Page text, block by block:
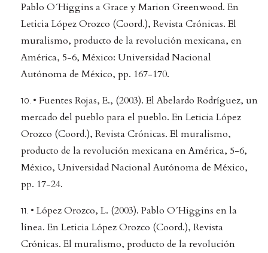
Pablo O´Higgins a Grace y Marion Greenwood. En
Leticia López Orozco (Coord.), Revista Crónicas. El
muralismo, producto de la revolución mexicana, en
América, 5-6, México: Universidad Nacional
Autónoma de México, pp. 167-170.
• Fuentes Rojas, E., (2003). El Abelardo Rodríguez, un
mercado del pueblo para el pueblo. En Leticia López
Orozco (Coord.), Revista Crónicas. El muralismo,
producto de la revolución mexicana en América, 5-6,
México, Universidad Nacional Autónoma de México,
pp. 17-24.
• López Orozco, L. (2003). Pablo O´Higgins en la
línea. En Leticia López Orozco (Coord.), Revista
Crónicas. El muralismo, producto de la revolución